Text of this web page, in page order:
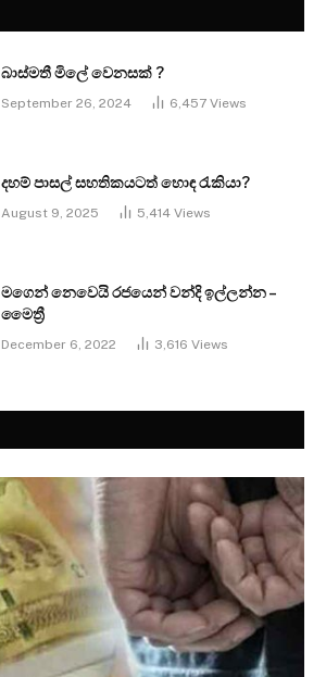
බාස්මතී මිලේ වෙනසක් ?
September 26, 2024 6,457 Views
දහම් පාසල් සහතිකයටත් හොඳ රැකියා?
August 9, 2025 5,414 Views
මගෙන් නෙවෙයි රජයෙන් වන්දි ඉල්ලන්න –
මෛත්‍රී
December 6, 2022 3,616 Views